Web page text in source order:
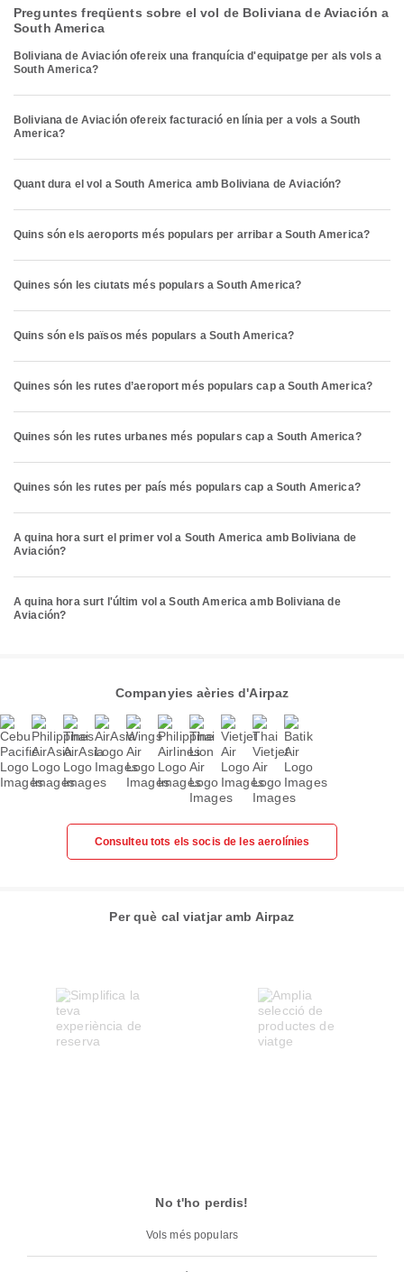
Preguntes freqüents sobre el vol de Boliviana de Aviación a
South America
Boliviana de Aviación ofereix una franquícia d'equipatge per als vols a
South America?
Boliviana de Aviación ofereix facturació en línia per a vols a South
America?
Quant dura el vol a South America amb Boliviana de Aviación?
Quins són els aeroports més populars per arribar a South America?
Quines són les ciutats més populars a South America?
Quins són els països més populars a South America?
Quines són les rutes d’aeroport més populars cap a South America?
Quines són les rutes urbanes més populars cap a South America?
Quines són les rutes per país més populars cap a South America?
A quina hora surt el primer vol a South America amb Boliviana de
Aviación?
A quina hora surt l'últim vol a South America amb Boliviana de
Aviación?
Companyies aèries d'Airpaz
Consulteu tots els socis de les aerolínies
Per què cal viatjar amb Airpaz
No t'ho perdis!
Vols més populars